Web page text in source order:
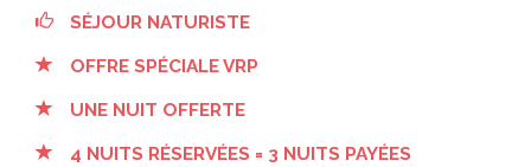
SÉJOUR NATURISTE
OFFRE SPÉCIALE VRP
UNE NUIT OFFERTE
4 NUITS RÉSERVÉES = 3 NUITS PAYÉES